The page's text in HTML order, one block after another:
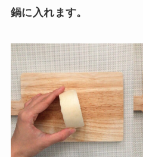
鍋に入れます。